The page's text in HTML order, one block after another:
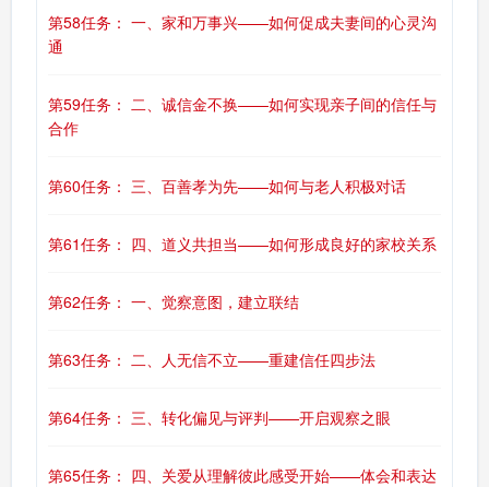
第58任务： 一、家和万事兴——如何促成夫妻间的心灵沟
通
第59任务： 二、诚信金不换——如何实现亲子间的信任与
合作
第60任务： 三、百善孝为先——如何与老人积极对话
第61任务： 四、道义共担当——如何形成良好的家校关系
第62任务： 一、觉察意图，建立联结
第63任务： 二、人无信不立——重建信任四步法
第64任务： 三、转化偏见与评判——开启观察之眼
第65任务： 四、关爱从理解彼此感受开始——体会和表达